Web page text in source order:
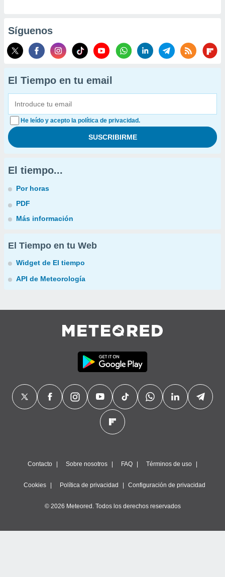
Síguenos
El Tiempo en tu email
He leído y acepto la política de privacidad.
El tiempo...
Por horas
PDF
Más información
El Tiempo en tu Web
Widget de El tiempo
API de Meteorología
Contacto Sobre nosotros FAQ Términos de uso
Cookies Política de privacidad Configuración de privacidad
© 2026 Meteored. Todos los derechos reservados